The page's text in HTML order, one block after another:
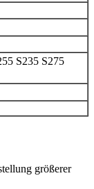
S235 S275
größerer